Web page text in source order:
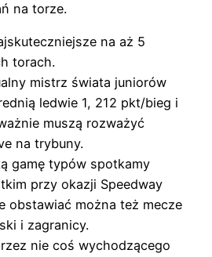
na torze.
na aż 5
torach.
mistrz świata juniorów
ledwie 1, 212 pkt/bieg i
muszą rozważyć
na trybuny.
gamę typów spotkamy
przy okazji Speedway
obstawiać można też mecze
i zagranicy.
nie coś wychodzącego